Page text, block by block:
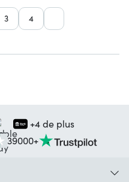
3 4
+4 de plus
39000+